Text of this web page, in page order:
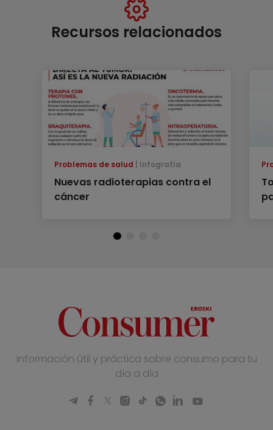
Recursos relacionados
Problemas de salud Infografía
Nuevas radioterapias contra el
cáncer
Información útil y práctica sobre consumo para tu
día a día